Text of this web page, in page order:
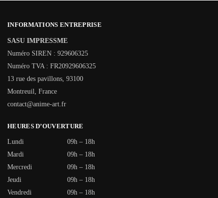
INFORMATIONS ENTREPRISE
SASU IMPRESSME
Numéro SIREN : 929606325
Numéro TVA : FR20929606325
13 rue des pavillons, 93100
Montreuil, France
contact@anime-art.fr
HEURES D’OUVERTURE
Lundi
09h – 18h
Mardi
09h – 18h
Mercredi
09h – 18h
Jeudi
09h – 18h
Vendredi
09h – 18h